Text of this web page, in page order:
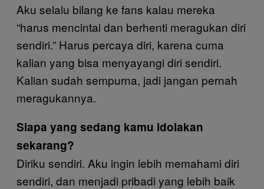
Aku selalu bilang ke fans kalau mereka
“harus mencintai dan berhenti meragukan diri
sendiri.” Harus percaya diri, karena cuma
kalian yang bisa menyayangi diri sendiri.
Kalian sudah sempurna, jadi jangan pernah
meragukannya.
Siapa yang sedang kamu idolakan
sekarang?
Diriku sendiri. Aku ingin lebih memahami diri
sendiri, dan menjadi pribadi yang lebih baik